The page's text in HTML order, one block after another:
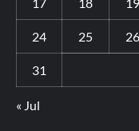
24 25 26
31
« Jul